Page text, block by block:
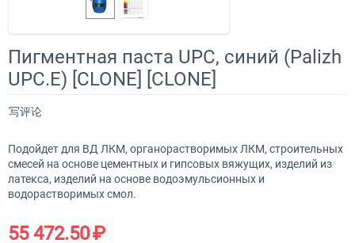
Пигментная паста UPC, синий (Palizh
UPC.E) [CLONE] [CLONE]
写评论
Подойдет для ВД ЛКМ, органорастворимых ЛКМ, строительных
смесей на основе цементных и гипсовых вяжущих, изделий из
латекса, изделий на основе водоэмульсионных и
водорастворимых смол.
55 472.50₽